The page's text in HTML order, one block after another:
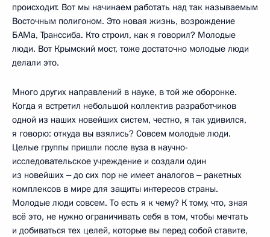
происходит. Вот мы начинаем работать над так называемым
Восточным полигоном. Это новая жизнь, возрождение
БАМа, Транссиба. Кто строил, как я говорил? Молодые
люди. Вот Крымский мост, тоже достаточно молодые люди
делали это.
Много других направлений в науке, в той же оборонке.
Когда я встретил небольшой коллектив разработчиков
одной из наших новейших систем, честно, я так удивился,
я говорю: откуда вы взялись? Совсем молодые люди.
Целые группы пришли после вуза в научно-
исследовательское учреждение и создали один
из новейших ‒ до сих пор не имеет аналогов ‒ ракетных
комплексов в мире для защиты интересов страны.
Молодые люди совсем. То есть я к чему? К тому, что, зная
всё это, не нужно ограничивать себя в том, чтобы мечтать
и добиваться тех целей, которые вы перед собой ставите,